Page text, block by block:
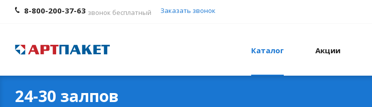
8-800-200-37-63 звонок бесплатный Заказать звонок
Каталог Акции
24-30 залпов